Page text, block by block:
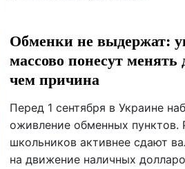
Обменки не выдержат:
массово понесут
чем причина
Перед 1 сентября в Украине
оживление обменных пунктов.
школьников активнее сдают
на движение наличных